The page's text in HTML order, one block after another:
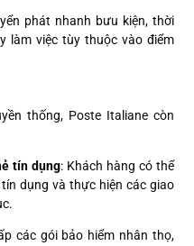
phát nhanh bưu kiện, thời
làm việc tùy thuộc vào điểm
thống, Poste Italiane còn
tín dụng: Khách hàng có thể
dụng và thực hiện các giao
các gói bảo hiểm nhân thọ,